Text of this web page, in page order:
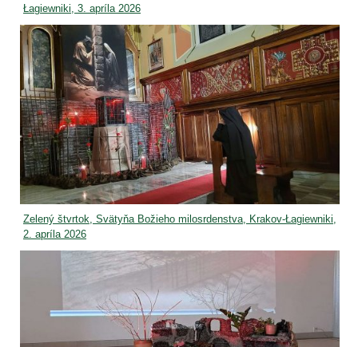
Łagiewniki, 3. apríla 2026
Zelený štvrtok, Svätyňa Božieho milosrdenstva, Krakov-Łagiewniki,
2. apríla 2026